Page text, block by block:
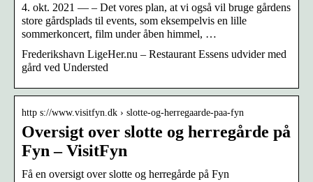
4. okt. 2021 — – Det vores plan, at vi også vil bruge gårdens
store gårdsplads til events, som eksempelvis en lille
sommerkoncert, film under åben himmel, …
Frederikshavn LigeHer.nu – Restaurant Essens udvider med
gård ved Understed
http s://www.visitfyn.dk › slotte-og-herregaarde-paa-fyn
Oversigt over slotte og herregårde på
Fyn – VisitFyn
Få en oversigt over slotte og herregårde på Fyn